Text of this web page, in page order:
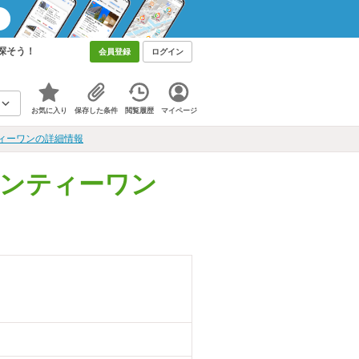
そう！ 会員登録 ログイン
お気に入り 保存した条件 閲覧履歴 マイページ
ーワンの詳細情報
ティーワン